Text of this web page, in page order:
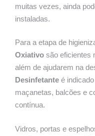
muitas vezes, ainda
instaladas.
Para a etapa de
Oxiativo são eficientes
além de ajudarem na
Desinfetante é
maçanetas, balcões e
contínua.
Vidros, portas e